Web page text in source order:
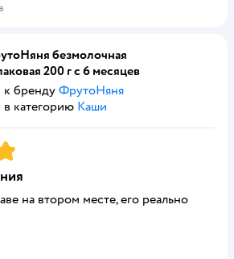
безмолочная
200 г с 6 месяцев
бренду ФрутоНяня
категорию Каши
на втором месте, его реально